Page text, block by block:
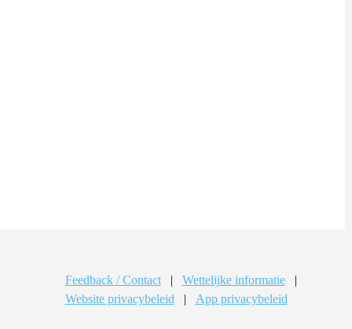
Feedback / Contact | Wettelijke informatie
|
Website privacybeleid
| App privacybeleid